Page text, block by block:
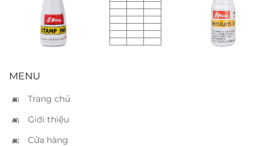
Mực dấu Shiny
xanh S63
Tomy 144
(67x28mm)
Mực dấu si
Shiny trắng
SI60
MENU
Trang chủ
Giới thiệu
Cửa hàng